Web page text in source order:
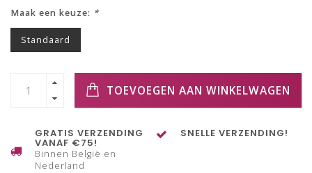
Maak een keuze: *
Standaard
TOEVOEGEN AAN WINKELWAGEN
GRATIS VERZENDING
VANAF €75!
Binnen België en
Nederland
SNELLE VERZENDING!